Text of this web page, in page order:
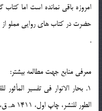
امروزه باقي نمانده است اما کتاب
حضرت در کتاب هاي روايي مملو
.
معرفي منابع جهت مطالعه بيشتر:
1. بحار الانوار في تفسير
الطور للنشر، چاپ اول، 1411 هـ ق، 2 جلدي، (تفسير روايي).